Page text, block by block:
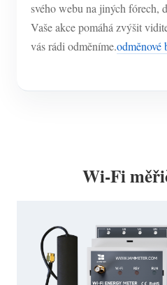
svého webu na jiných fórech,
Vaše akce pomáhá zvýšit
vás rádi odměníme.odměnové
Wi-Fi